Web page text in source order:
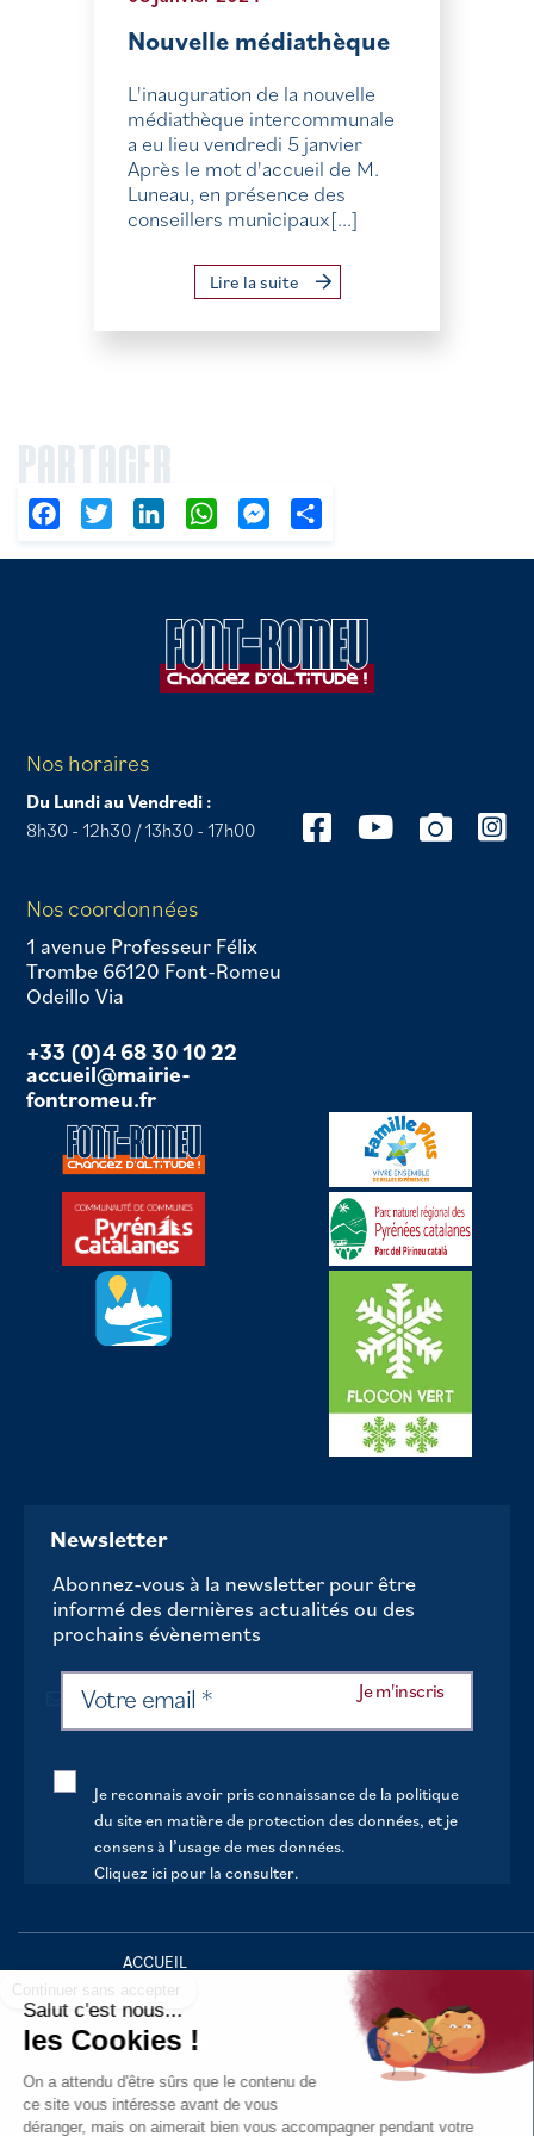
Nouvelle médiathèque
L'inauguration de la nouvelle
médiathèque intercommunale
a eu lieu vendredi 5 janvier
Après le mot d'accueil de M.
Luneau, en présence des
conseillers municipaux[...]
Lire la suite
PARTAGER
FacebookTwitter LinkedIn WhatsAppMessenger
Nos horaires
Du Lundi au Vendredi :
8h30 - 12h30 / 13h30 - 17h00
Nos coordonnées
1 avenue Professeur Félix
Trombe 66120 Font-Romeu
Odeillo Via
+33 (0)4 68 30 10 22
accueil@mairie-
fontromeu.fr
Newsletter
Abonnez-vous à la newsletter pour être
informé des dernières actualités ou des
prochains évènements
Je reconnais avoir pris connaissance de la politique
du site en matière de protection des données, et je
consens à l’usage de mes données.
Cliquez ici pour la consulter.
ACCUEIL
VOTRE MAIRIE
VOTRE QUOTIDIEN
AU FIL DE LA VIE
LOISIRS
Salut c'est nous...
les Cookies !
On a attendu d'être sûrs que le contenu de
ce site vous intéresse avant de vous
déranger, mais on aimerait bien vous accompagner pendant votre